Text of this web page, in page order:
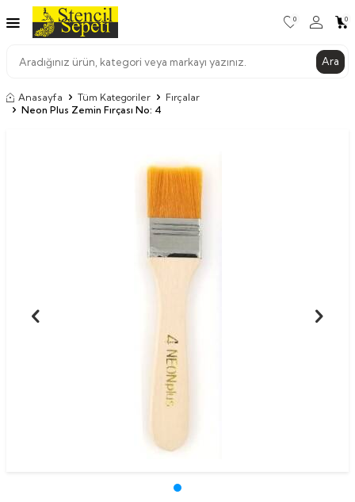
Ara
0 0
Anasayfa Tüm Kategoriler
Fırçalar
Neon Plus Zemin Fırçası No: 4